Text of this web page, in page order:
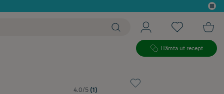
Hämta ut recept
4.0/5 (1)